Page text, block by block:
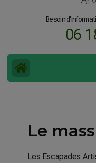
Besoin
06
Le
Les Escapades